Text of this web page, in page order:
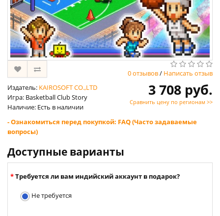
0 отзывов/ Написать отзыв
Издатель: KAIROSOFT CO.,LTD
Игра: Basketball Club Story
Наличие: Есть в наличии
3 708 руб.
Сравнить цену по регионам >>
- Ознакомиться перед покупкой: FAQ (Часто задаваемые
вопросы)
Доступные варианты
Требуется ли вам индийский аккаунт в подарок?
Не требуется